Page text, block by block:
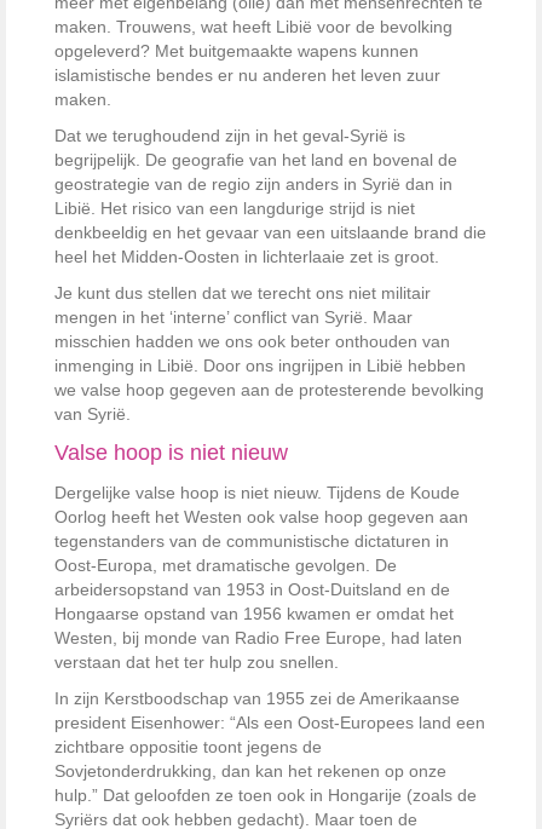
maken. Trouwens, wat heeft Libië voor de bevolking
opgeleverd? Met buitgemaakte wapens kunnen
islamistische bendes er nu anderen het leven zuur
maken.
Dat we terughoudend zijn in het geval-Syrië is
begrijpelijk. De geografie van het land en bovenal de
geostrategie van de regio zijn anders in Syrië dan in
Libië. Het risico van een langdurige strijd is niet
denkbeeldig en het gevaar van een uitslaande brand die
heel het Midden-Oosten in lichterlaaie zet is groot.
Je kunt dus stellen dat we terecht ons niet militair
mengen in het ‘interne’ conflict van Syrië. Maar
misschien hadden we ons ook beter onthouden van
inmenging in Libië. Door ons ingrijpen in Libië hebben
we valse hoop gegeven aan de protesterende bevolking
van Syrië.
Valse hoop is niet nieuw
Dergelijke valse hoop is niet nieuw. Tijdens de Koude
Oorlog heeft het Westen ook valse hoop gegeven aan
tegenstanders van de communistische dictaturen in
Oost-Europa, met dramatische gevolgen. De
arbeidersopstand van 1953 in Oost-Duitsland en de
Hongaarse opstand van 1956 kwamen er omdat het
Westen, bij monde van Radio Free Europe, had laten
verstaan dat het ter hulp zou snellen.
In zijn Kerstboodschap van 1955 zei de Amerikaanse
president Eisenhower: “Als een Oost-Europees land een
zichtbare oppositie toont jegens de
Sovjetonderdrukking, dan kan het rekenen op onze
hulp.” Dat geloofden ze toen ook in Hongarije (zoals de
Syriërs dat ook hebben gedacht). Maar toen de